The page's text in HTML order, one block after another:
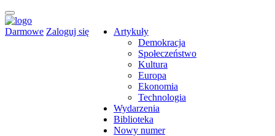
Darmowe Zaloguj się
Artykuły
Demokracja
Społeczeństwo
Kultura
Europa
Ekonomia
Technologia
Wydarzenia
Biblioteka
Nowy numer